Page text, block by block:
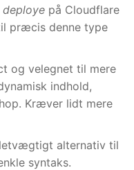
deploye på Cloudflare
præcis denne type
og velegnet til mere
indhold,
Kræver lidt mere
alternativ til
syntaks.